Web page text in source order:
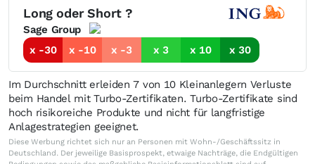
Long oder Short ?
Sage Group
x -30
x -10 x -3 x 3 x 10 x 30
Im Durchschnitt erleiden 7 von 10 Kleinanlegern Verluste
beim Handel mit Turbo-Zertifikaten. Turbo-Zertifikate sind
hoch risikoreiche Produkte und nicht für langfristige
Anlagestrategien geeignet.
Diese Werbung richtet sich nur an Personen mit Wohn-/Geschäftssitz in
Deutschland. Der jeweilige Basisprospekt, etwaige Nachträge, die Endgültigen